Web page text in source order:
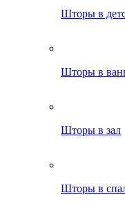
Шторы в
Шторы в
Шторы в зал
Шторы в